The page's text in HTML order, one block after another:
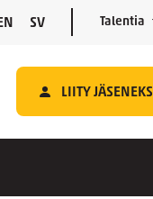
SV Talentia
LIITY JÄSENEKSI